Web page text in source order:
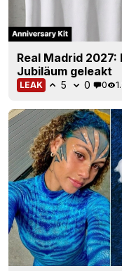
Real Madrid
Jubiläum geleakt
LEAK 5 0 0